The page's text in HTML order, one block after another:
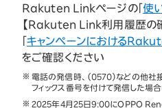
Rakuten Linkページの「 使
【Rakuten Link利用履歴の
「キャンペーンにおける
をご確認ください
電話の発信時、（0570）などの他社
フィックス番号を付けて発信した場
2025年4月25日9:00にOPPO